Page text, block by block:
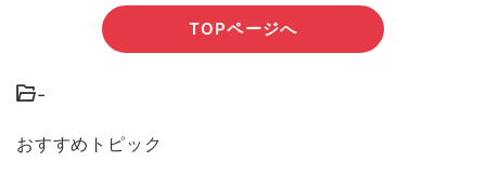
TOPページへ
-
おすすめトピック